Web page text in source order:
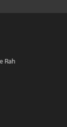
Rah